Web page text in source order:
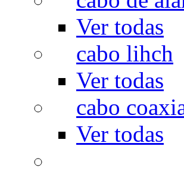
Ver todas
cabo lihch
Ver todas
cabo
Ver todas